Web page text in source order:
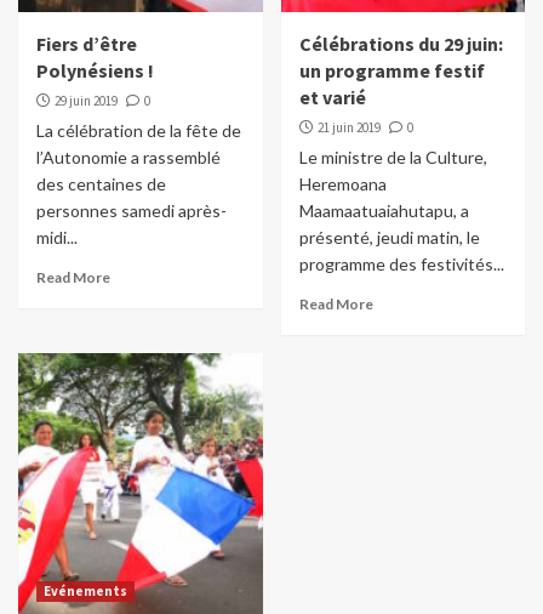
Fiers d’être
Polynésiens !
29 juin 2019 0
La célébration de la fête de
l’Autonomie a rassemblé
des centaines de
personnes samedi après-
midi...
Read More
Célébrations du 29 juin:
un programme festif
et varié
21 juin 2019 0
Le ministre de la Culture,
Heremoana
Maamaatuaiahutapu, a
présenté, jeudi matin, le
programme des festivités...
Read More
Evénements